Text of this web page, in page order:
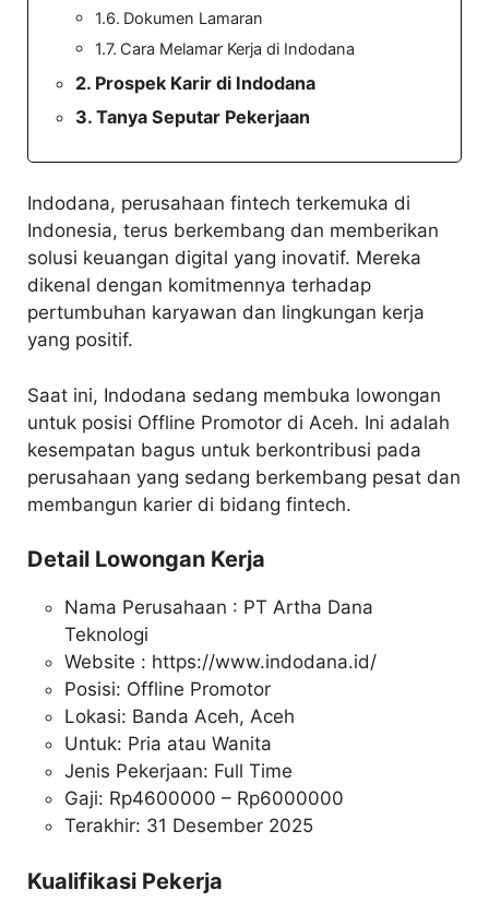
Dokumen Lamaran
Cara Melamar Kerja di Indodana
Prospek Karir di Indodana
Tanya Seputar Pekerjaan
Indodana, perusahaan fintech terkemuka di
Indonesia, terus berkembang dan memberikan
solusi keuangan digital yang inovatif. Mereka
dikenal dengan komitmennya terhadap
pertumbuhan karyawan dan lingkungan kerja
yang positif.
Saat ini, Indodana sedang membuka lowongan
untuk posisi Offline Promotor di Aceh. Ini adalah
kesempatan bagus untuk berkontribusi pada
perusahaan yang sedang berkembang pesat dan
membangun karier di bidang fintech.
Detail Lowongan Kerja
Nama Perusahaan : PT Artha Dana
Teknologi
Website : https://www.indodana.id/
Posisi: Offline Promotor
Lokasi: Banda Aceh, Aceh
Untuk: Pria atau Wanita
Jenis Pekerjaan: Full Time
Gaji: Rp4600000 – Rp6000000
Terakhir: 31 Desember 2025
Kualifikasi Pekerja